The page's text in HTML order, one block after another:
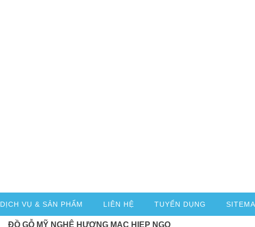
DỊCH VỤ & SẢN PHẨM LIÊN HỆ TUYỂN DỤNG
ĐỒ GỖ MỸ NGHỆ HƯƠNG MẠC HIEP NGO